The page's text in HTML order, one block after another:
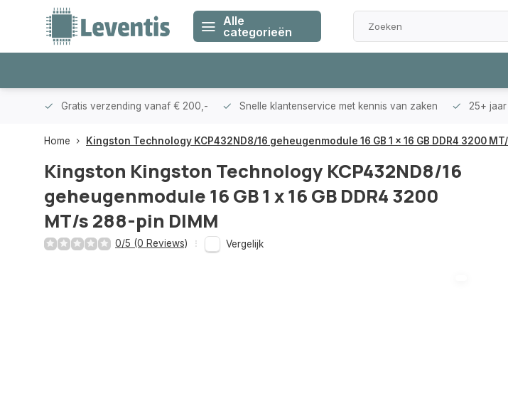
Alle
categorieën
Gratis verzending vanaf € 200,- Snelle klantenservice met kennis van zaken 25+
Home Kingston Technology KCP432ND8/16 geheugenmodule 16 GB 1 x 16 GB DDR4 3200
Kingston Kingston Technology KCP432ND8/16
geheugenmodule 16 GB 1 x 16 GB DDR4 3200
MT/s 288-pin DIMM
0/5 (0 Reviews) Vergelijk